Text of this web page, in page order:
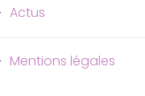
Actus
Mentions légales